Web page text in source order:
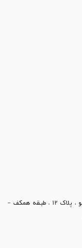
استان گلستان آق قلا ، خيابان شهيد تمنانلو ، پلاک 12 ، طبقه همکف -